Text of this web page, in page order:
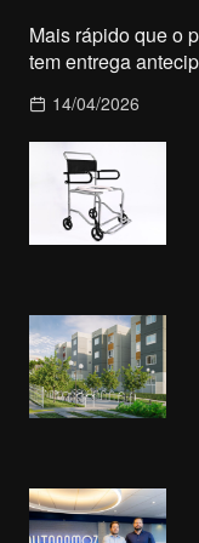
Mais rápido que o
tem entrega
14/04/2026